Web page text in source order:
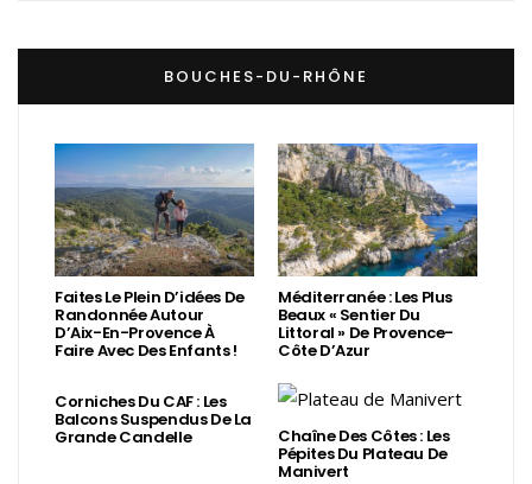
BOUCHES-DU-RHÔNE
Faites Le Plein D’idées De
Randonnée Autour
D’Aix-En-Provence À
Faire Avec Des Enfants !
Méditerranée : Les Plus
Beaux « Sentier Du
Littoral » De Provence-
Côte D’Azur
Corniches Du CAF : Les
Balcons Suspendus De La
Grande Candelle Chaîne Des Côtes : Les
Pépites Du Plateau De
Manivert